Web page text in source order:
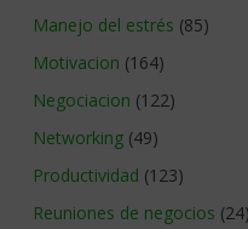
Manejo del estrés (85)
Motivacion (164)
Negociacion (122)
Networking (49)
Productividad (123)
Reuniones de negocios (24)